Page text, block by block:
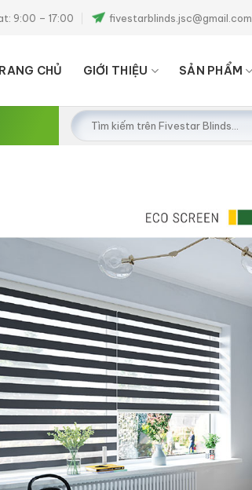
9:00 – 17:00 fivestarblinds.jsc@gmail.com
CHỦ GIỚI THIỆU SẢN PHẨM
Tìm
kiếm: